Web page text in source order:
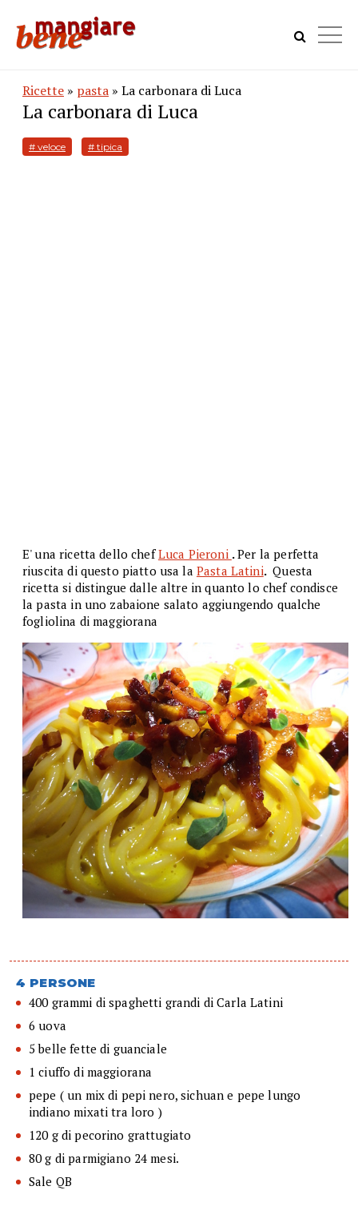
Ricette » pasta » La carbonara di Luca
La carbonara di Luca
# veloce # tipica
E' una ricetta dello chefLuca Pieroni .Per la perfetta
riuscita di questo piatto usa la Pasta Latini. Questa
ricetta si distingue dalle altre in quanto lo chef condisce
la pasta in uno zabaione salato aggiungendo qualche
fogliolina di maggiorana
4 PERSONE
400 grammi di spaghetti grandi di Carla Latini
6 uova
5 belle fette di guanciale
1 ciuffo di maggiorana
pepe ( un mix di pepi nero, sichuan e pepe lungo
indiano mixati tra loro )
120 g di pecorino grattugiato
80 g di parmigiano 24 mesi.
Sale QB